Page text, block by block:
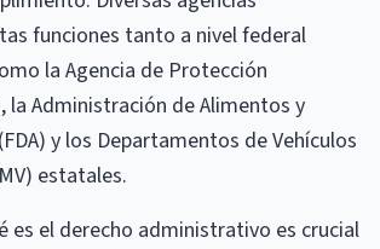
funciones tanto a nivel federal
la Agencia de Protección
la Administración de Alimentos y
y los Departamentos de Vehículos
estatales.
es el derecho administrativo es crucial